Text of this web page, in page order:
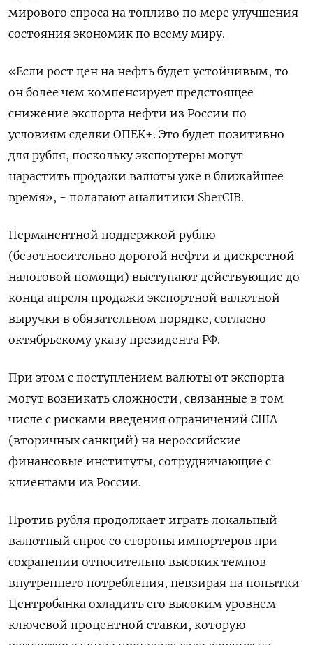
мирового спроса на топливо по мере улучшения
состояния экономик по всему миру.
«Если рост цен на нефть будет устойчивым, то
он более чем компенсирует предстоящее
снижение экспорта нефти из России по
условиям сделки ОПЕК+. Это будет позитивно
для рубля, поскольку экспортеры могут
нарастить продажи валюты уже в ближайшее
время», - полагают аналитики SberCIB.
Перманентной поддержкой рублю
(безотносительно дорогой нефти и дискретной
налоговой помощи) выступают действующие до
конца апреля продажи экспортной валютной
выручки в обязательном порядке, согласно
октябрьскому указу президента РФ.
При этом с поступлением валюты от экспорта
могут возникать сложности, связанные в том
числе с рисками введения ограничений США
(вторичных санкций) на нероссийские
финансовые институты, сотрудничающие с
клиентами из России.
Против рубля продолжает играть локальный
валютный спрос со стороны импортеров при
сохранении относительно высоких темпов
внутреннего потребления, невзирая на попытки
Центробанка охладить его высоким уровнем
ключевой процентной ставки, которую